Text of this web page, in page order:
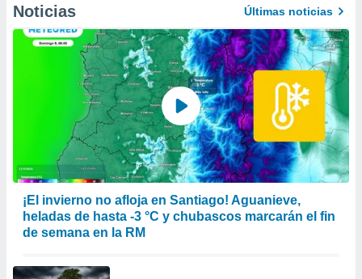
Noticias Últimas noticias
¡El invierno no afloja en Santiago! Aguanieve,
heladas de hasta -3 °C y chubascos marcarán el fin
de semana en la RM